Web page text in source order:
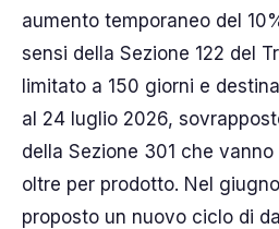
aumento temporaneo del
sensi della Sezione 122 del
limitato a 150 giorni e
al 24 luglio 2026,
della Sezione 301 che
oltre per prodotto. Nel
proposto un nuovo ciclo di